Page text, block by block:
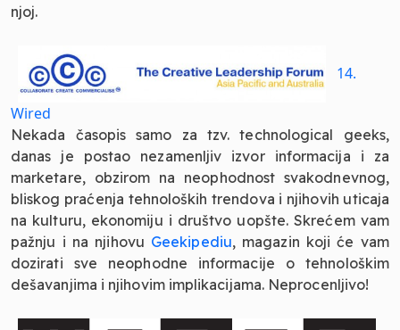
njoj.
14.
Wired
Nekada časopis samo za tzv. technological geeks,
danas je postao nezamenljiv izvor informacija i za
marketare, obzirom na neophodnost svakodnevnog,
bliskog praćenja tehnoloških trendova i njihovih uticaja
na kulturu, ekonomiju i društvo uopšte. Skrećem vam
pažnju i na njihovu Geekipediu, magazin koji će vam
dozirati sve neophodne informacije o tehnološkim
dešavanjima i njihovim implikacijama. Neprocenljivo!